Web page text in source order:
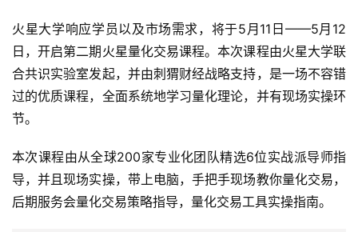
火星大学响应学员以及市场需求，将于5月11日——5月12
日，开启第二期火星量化交易课程。本次课程由火星大学联
合共识实验室发起，并由刺猬财经战略支持，是一场不容错
过的优质课程，全面系统地学习量化理论，并有现场实操环
节。
本次课程由从全球200家专业化团队精选6位实战派导师指
导，并且现场实操，带上电脑，手把手现场教你量化交易，
后期服务会量化交易策略指导，量化交易工具实操指南。